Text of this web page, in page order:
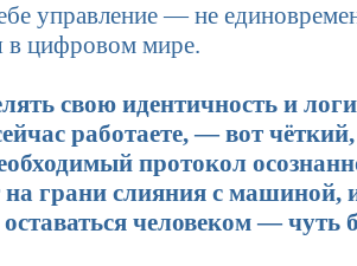
управление — не
в цифровом мире.
свою идентичность и
работаете, — вот
протокол
на грани слияния с машиной,
человеком — чуть